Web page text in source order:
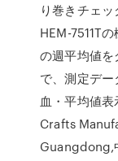
り巻きチェ
HEM-7511T
の週平均値
で、測定デ
血・平均値
Crafts
Guangdong,